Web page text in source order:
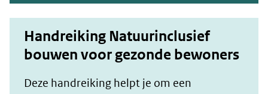
Handreiking Natuurinclusief
bouwen voor gezonde bewoners
Deze handreiking helpt je om een